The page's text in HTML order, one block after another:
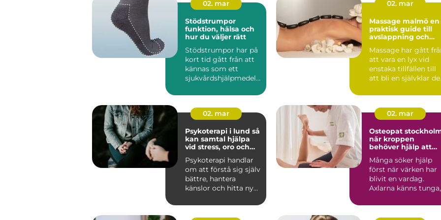
02. mar
Stödstrumpor
funktion, hälsa och
hur du väljer rätt
Stödstrumpor har på
kort tid gått från att
kännas som ett
sjukvårdshjälpmedel
02. mar
Massage malmö en
praktisk guide till
avslappning och
Massage har gått
att vara en lyx vid
enstaka tillfällen till
att bli en självklar
02. mar
Psykoterapi i lund så
kan samtal hjälpa
vid stress, oro och
Psykoterapi handlar
om att förstå sig själv
bättre, hantera
känslor och hitta nya
02. mar
Osteopat
när kroppen
behöver hjälp att
Många söker hjälp
först när värken har
blivit en vardag.
Axlarna känns tunga,
protesterar...